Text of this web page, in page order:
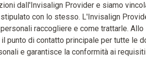
dall'Invisalign Provider e siamo
con lo stesso. L'Invisalign
raccogliere e come trattarle.
punto di contatto principale per tutte le
e garantisce la conformità ai